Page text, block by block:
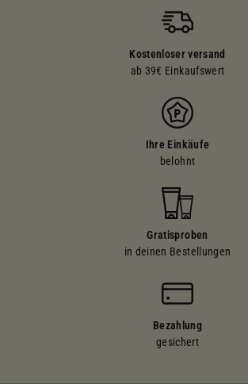
Kostenloser versand
ab 39€ Einkaufswert
Ihre Einkäufe
belohnt
Gratisproben
in deinen Bestellungen
Bezahlung
gesichert